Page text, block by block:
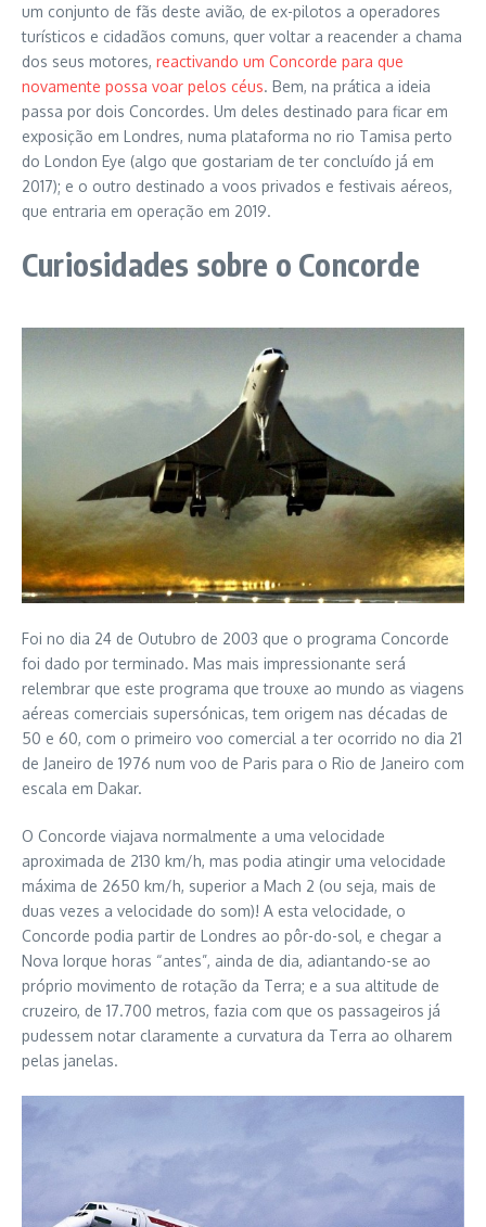
um conjunto de fãs deste avião, de ex-pilotos a operadores
turísticos e cidadãos comuns, quer voltar a reacender a chama
dos seus motores, reactivando um Concorde para que
novamente possa voar pelos céus. Bem, na prática a ideia
passa por dois Concordes. Um deles destinado para ficar em
exposição em Londres, numa plataforma no rio Tamisa perto
do London Eye (algo que gostariam de ter concluído já em
2017); e o outro destinado a voos privados e festivais aéreos,
que entraria em operação em 2019.
Curiosidades sobre o Concorde
Foi no dia 24 de Outubro de 2003 que o programa Concorde
foi dado por terminado. Mas mais impressionante será
relembrar que este programa que trouxe ao mundo as viagens
aéreas comerciais supersónicas, tem origem nas décadas de
50 e 60, com o primeiro voo comercial a ter ocorrido no dia 21
de Janeiro de 1976 num voo de Paris para o Rio de Janeiro com
escala em Dakar.
O Concorde viajava normalmente a uma velocidade
aproximada de 2130 km/h, mas podia atingir uma velocidade
máxima de 2650 km/h, superior a Mach 2 (ou seja, mais de
duas vezes a velocidade do som)! A esta velocidade, o
Concorde podia partir de Londres ao pôr-do-sol, e chegar a
Nova Iorque horas “antes”, ainda de dia, adiantando-se ao
próprio movimento de rotação da Terra; e a sua altitude de
cruzeiro, de 17.700 metros, fazia com que os passageiros já
pudessem notar claramente a curvatura da Terra ao olharem
pelas janelas.